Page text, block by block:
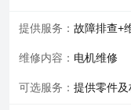
提供服务： 故障排查+
维修内容： 电机维修
可选服务： 提供零件及